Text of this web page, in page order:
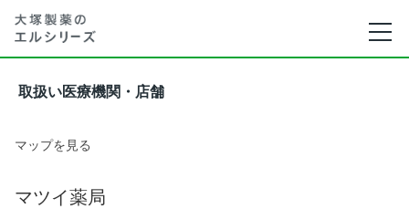
取扱い医療機関・店舗
マップを見る
マツイ薬局